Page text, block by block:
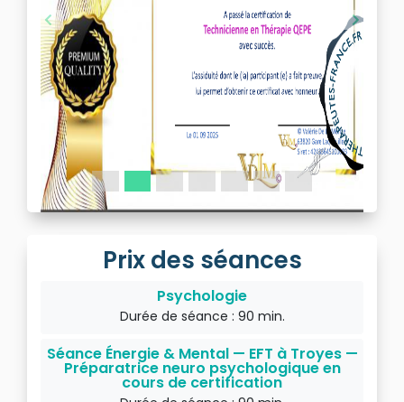
Précédent Suivant
Prix des séances
Psychologie
Durée de séance : 90 min.
Séance Énergie & Mental — EFT à Troyes —
Préparatrice neuro psychologique en
cours de certification